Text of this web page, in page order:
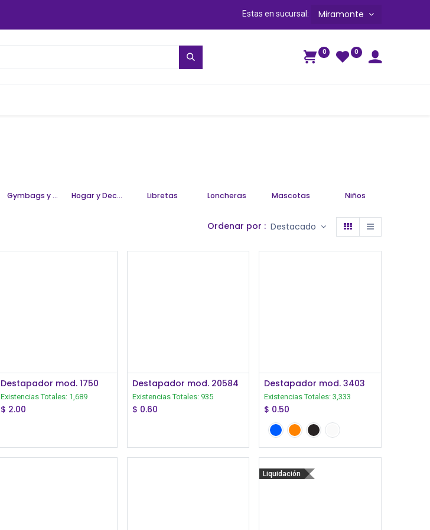
Estas en sucursal: Miramonte
0 0
Gymbags y Mochilas Hogar y Decoración Libretas Loncheras Mascotas Niños
Ordenar por : Destacado
Iniciar Sesión
Destapador mod. 1750
Existencias Totales: 1,689
$ 2.00
Iniciar Sesión
Destapador mod. 20584
Existencias Totales: 935
$ 0.60
Iniciar Sesión
Destapador mod. 3403
Existencias Totales:3,333
$ 0.50
Liquidación